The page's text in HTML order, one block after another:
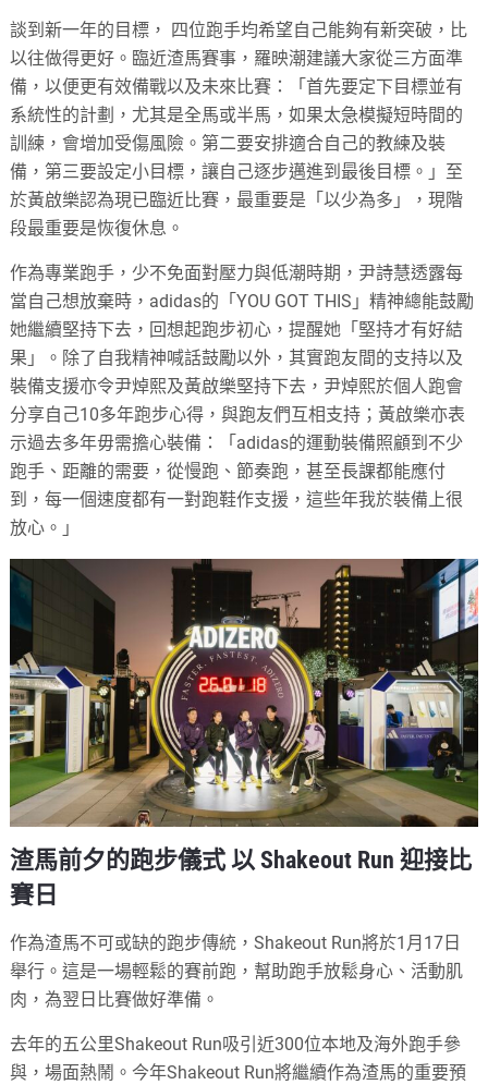
談到新一年的目標， 四位跑手均希望自己能夠有新突破，比
以往做得更好。臨近渣馬賽事，羅映潮建議大家從三方面準
備，以便更有效備戰以及未來比賽：「首先要定下目標並有
系統性的計劃，尤其是全馬或半馬，如果太急模擬短時間的
訓練，會增加受傷風險。第二要安排適合自己的教練及裝
備，第三要設定小目標，讓自己逐步邁進到最後目標。」至
於黃啟樂認為現已臨近比賽，最重要是「以少為多」，現階
段最重要是恢復休息。
作為專業跑手，少不免面對壓力與低潮時期，尹詩慧透露每
當自己想放棄時，adidas的「YOU GOT THIS」精神總能鼓勵
她繼續堅持下去，回想起跑步初心，提醒她「堅持才有好結
果」。除了自我精神喊話鼓勵以外，其實跑友間的支持以及
裝備支援亦令尹焯熙及黃啟樂堅持下去，尹焯熙於個人跑會
分享自己10多年跑步心得，與跑友們互相支持；黃啟樂亦表
示過去多年毋需擔心裝備：「adidas的運動裝備照顧到不少
跑手、距離的需要，從慢跑、節奏跑，甚至長課都能應付
到，每一個速度都有一對跑鞋作支援，這些年我於裝備上很
放心。」
渣馬前夕的跑步儀式 以 Shakeout Run 迎接比
賽日
作為渣馬不可或缺的跑步傳統，Shakeout Run將於1月17日
舉行。這是一場輕鬆的賽前跑，幫助跑手放鬆身心、活動肌
肉，為翌日比賽做好準備。
去年的五公里Shakeout Run吸引近300位本地及海外跑手參
與，場面熱鬧。今年Shakeout Run將繼續作為渣馬的重要預